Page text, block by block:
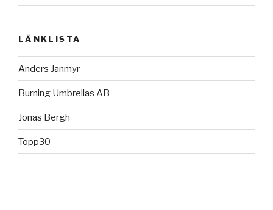
LÄNKLISTA
Anders Janmyr
Burning Umbrellas AB
Jonas Bergh
Topp30